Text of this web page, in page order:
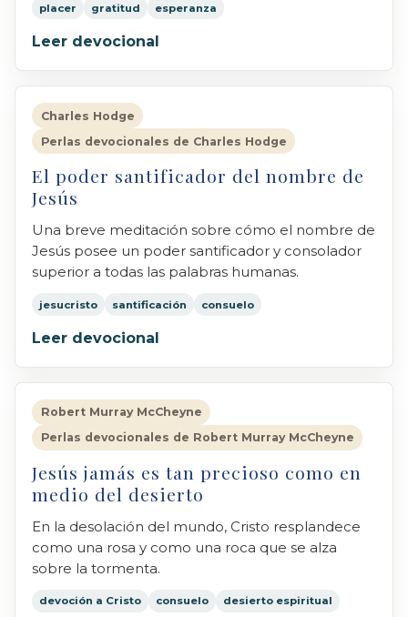
placer gratitud esperanza
Leer devocional
Charles Hodge
Perlas devocionales de Charles Hodge
El poder santificador del nombre de
Jesús
Una breve meditación sobre cómo el nombre de
Jesús posee un poder santificador y consolador
superior a todas las palabras humanas.
jesucristo santificación consuelo
Leer devocional
Robert Murray McCheyne
Perlas devocionales de Robert Murray McCheyne
Jesús jamás es tan precioso como en
medio del desierto
En la desolación del mundo, Cristo resplandece
como una rosa y como una roca que se alza
sobre la tormenta.
devoción a Cristo consuelo desierto espiritual